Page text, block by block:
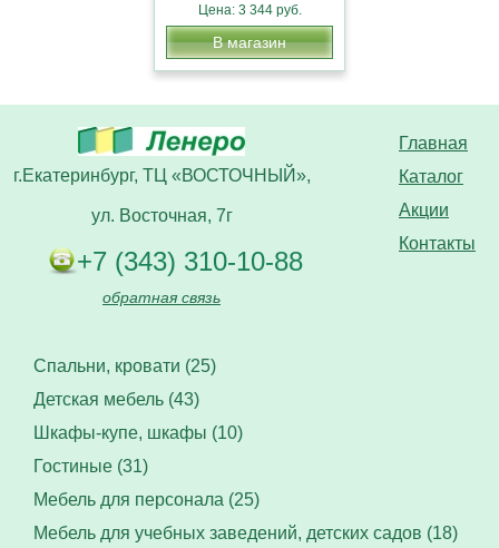
Цена: 3 344 руб.
В магазин
Главная
Каталог
Акции
Контакты
г.Екатеринбург, ТЦ «ВОСТОЧНЫЙ»,
ул. Восточная, 7г
+7 (343) 310-10-88
обратная связь
Спальни, кровати (25)
Детская мебель (43)
Шкафы-купе, шкафы (10)
Гостиные (31)
Мебель для персонала (25)
Мебель для учебных заведений, детских садов (18)